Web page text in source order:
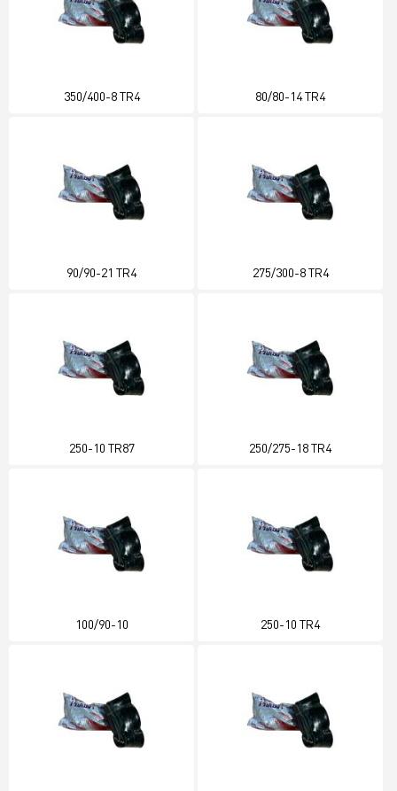
350/400-8 TR4 80/80-14 TR4
90/90-21 TR4 275/300-8 TR4
250-10 TR87 250/275-18 TR4
100/90-10 250-10 TR4